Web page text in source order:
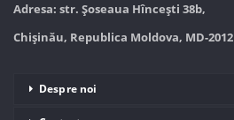
Adresa: str. Șoseaua Hînceşti 38b,
Chișinău, Republica Moldova, MD-2012
Despre noi